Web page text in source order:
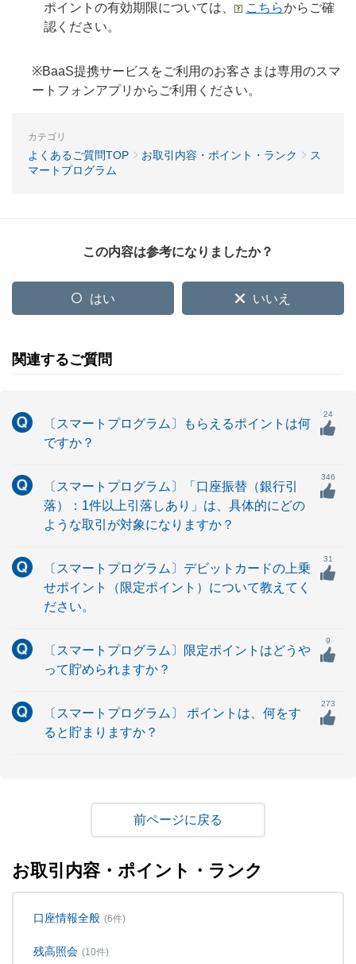
ポイントの有効期限については、 こ ちらからご確
認ください。
※BaaS提携サービスをご利用のお客さまは専用のスマ
ートフォンアプリからご利用ください。
カテゴリ
よくあるご質問TOP お取引内容・ポイント・ランク
ス
マートプログラム
この内容は参考になりましたか？
はい いいえ
関連するご質問
〔スマートプログラム〕もらえるポイントは何
ですか？
24
〔スマートプログラム〕「口座振替（銀行引
落）：1件以上引落しあり」は、具体的にどの
ような取引が対象になりますか？
346
〔スマートプログラム〕デビットカードの上乗
せポイント（限定ポイント）について教えてく
ださい。
31
〔スマートプログラム〕限定ポイントはどうや
って貯められますか？
9
〔スマートプログラム〕 ポイントは、何をす
ると貯まりますか？
273
戻る
お取引内容・ポイント・ランク
口座情報全般 (6件)
残高照会 (10件)